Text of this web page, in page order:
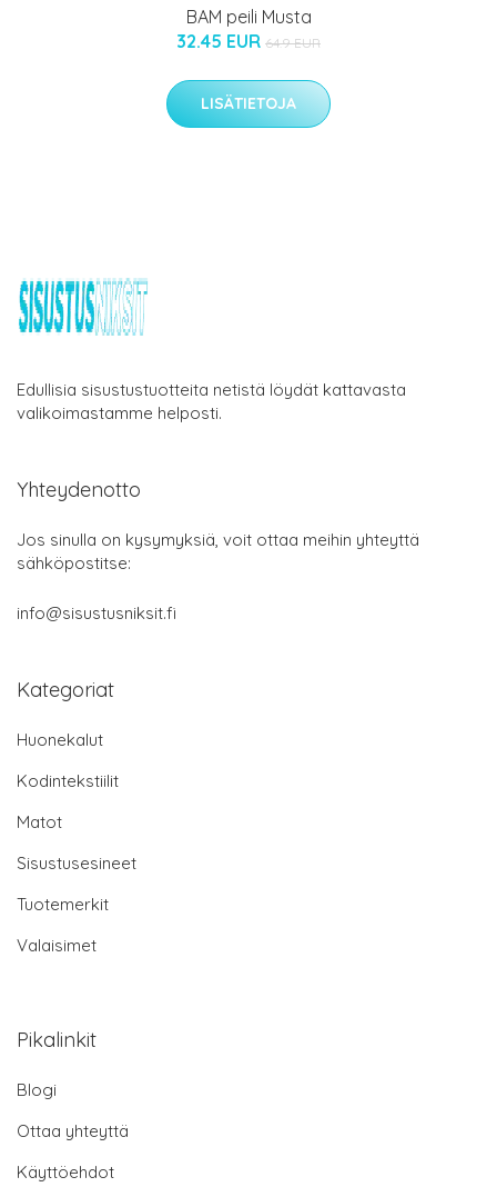
BAM peili Musta
32.45 EUR 64.9 EUR
LISÄTIETOJA
Edullisia sisustustuotteita netistä löydät kattavasta
valikoimastamme helposti.
Yhteydenotto
Jos sinulla on kysymyksiä, voit ottaa meihin yhteyttä
sähköpostitse:
info@sisustusniksit.fi
Kategoriat
Huonekalut
Kodintekstiilit
Matot
Sisustusesineet
Tuotemerkit
Valaisimet
Pikalinkit
Blogi
Ottaa yhteyttä
Käyttöehdot